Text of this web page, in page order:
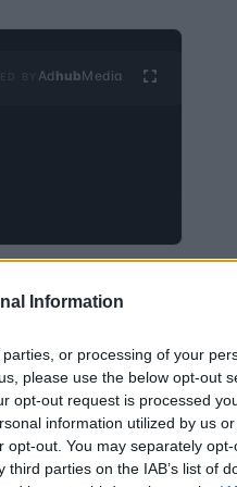
Information
or processing of your
please use the below opt-out
opt-out request is processed
information utilized by us
out. You may separately
parties on the IAB’s list of
Ad hubMedia
steden. Deze
voor de
is het melden
dit artikel zullen we
welke stappen je
analyseren
milieu en de